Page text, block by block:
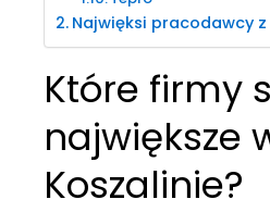
Najwięksi pracodawcy
Które firmy
największe
Koszalinie?